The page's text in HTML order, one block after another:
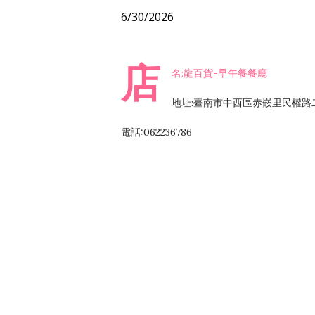
6/30/2026
店 名:龍百貨-早午餐餐廳
地址:臺南市中西區赤嵌里民權路
電話:062236786